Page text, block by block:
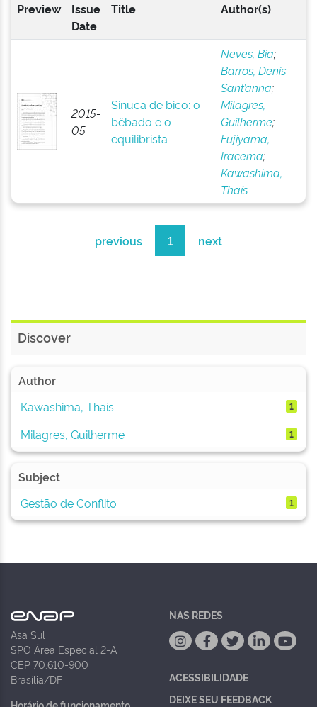
Preview
Issue
Date
Title Author(s)
2015-
05
Sinuca de bico: o
bêbado e o
equilibrista
Neves, Bia;
Barros, Denis
Sant’anna;
Milagres,
Guilherme;
Fujiyama,
Iracema;
Kawashima,
Thaís
previous 1 next
Discover
Author
Kawashima, Thaís
1
Milagres, Guilherme 1
Subject
Gestão de Conflito
1
Asa Sul
SPO Área Especial 2-A
CEP 70.610-900
Brasília/DF
NAS REDES
ACESSIBILIDADE
DEIXE SEU FEEDBACK